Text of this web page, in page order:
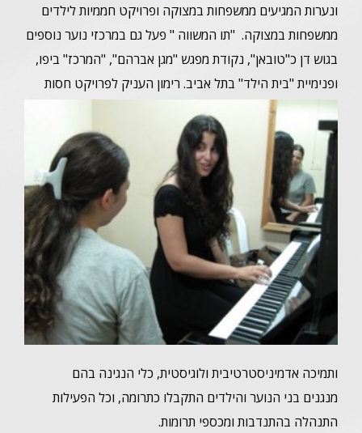
ונערות המגיעים ממשפחות במצוקה ופרויקט חממיות לילדים
ממשפחות במצוקה. "תו המשווה " פעל גם במרכזי נוער נוספים
בגוש דן כ"טובאן", נקודת מפגש "מגן אברהם", "המרכז" ביפו,
ופנימיית "בית הילד" בתל אביב. רימון העניק לפרויקט חסות
ותמיכה אדמיניסטרטיבית ולוגיסטית, כלי הנגינה בהם
מנגנים בני הנוער והילדים התקבלו כתרומה, וכל הפעילות
התנהלה בהתנדבות ומכספי תרומות.